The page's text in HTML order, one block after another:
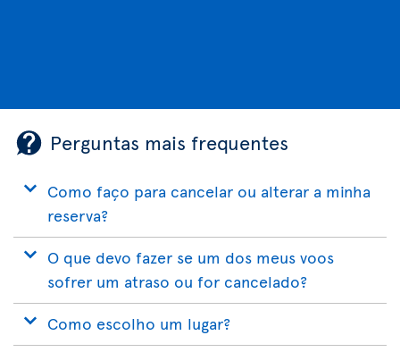
Perguntas mais frequentes
Como faço para cancelar ou alterar a minha
reserva?
O que devo fazer se um dos meus voos
sofrer um atraso ou for cancelado?
Como escolho um lugar?